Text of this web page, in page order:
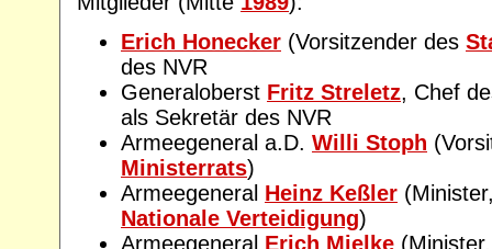
Erich Honecker (Vorsitzender des
des NVR
Generaloberst Fritz Streletz, Chef
als Sekretär des NVR
Armeegeneral a.D. Willi Stoph
Ministerrats)
Armeegeneral Heinz Keßler
Nationale Verteidigung)
Armeegeneral Erich Mielke